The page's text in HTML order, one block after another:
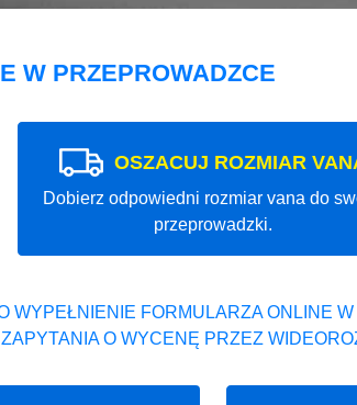
W PRZEPROWADZCE
OSZACUJ ROZMIAR
Dobierz odpowiedni rozmiar vana do
przeprowadzki.
WYPEŁNIENIE FORMULARZA ONLINE
ZAPYTANIA O WYCENĘ PRZEZ